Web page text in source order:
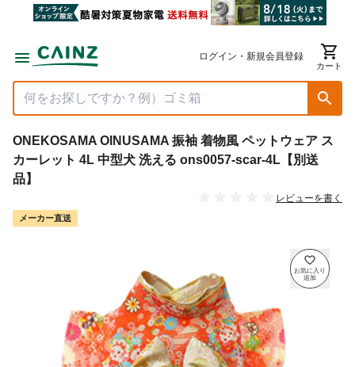
ログイン・新規会員登録
カート
ONEKOSAMA OINUSAMA 振袖 着物風 ペットウェア ス
カーレット 4L 中型犬 洗える ons0057-scar-4L【別送
品】
レビューを書く
メーカー直送